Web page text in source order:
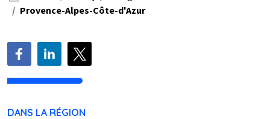
ACTUALITÉS
PARTENAIRES
Provence-Alpes-Côte-d'Azur
DANS LA RÉGION